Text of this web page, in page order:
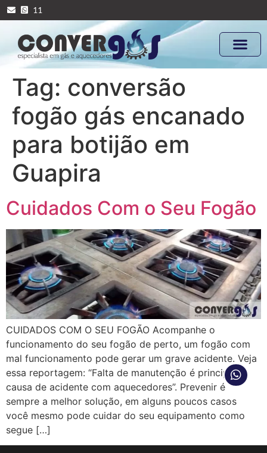
11
Tag: conversão
fogão gás encanado
para botijão em
Guapira
Cuidados Com o Seu Fogão
CUIDADOS COM O SEU FOGÃO Acompanhe o
funcionamento do seu fogão de perto, um fogão com
mal funcionamento pode gerar um grave acidente. Veja
essa reportagem: “Falta de manutenção é principal
causa de acidente com aquecedores”. Prevenir é
sempre a melhor solução, em alguns poucos casos
você mesmo pode cuidar do seu equipamento como
segue […]